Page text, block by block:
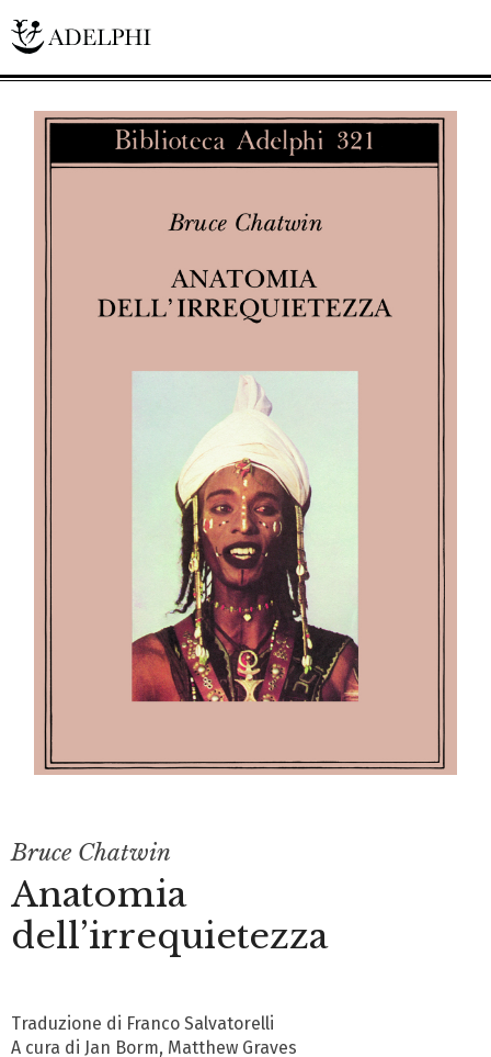
Bruce Chatwin
Anatomia
dell’irrequietezza
Traduzione di Franco Salvatorelli
A cura di Jan Borm, Matthew Graves